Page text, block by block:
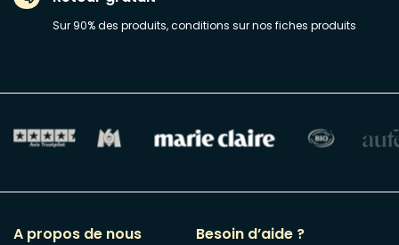
Sur 90% des produits, conditions sur nos fiches produits
A propos de nous Besoin d’aide ?